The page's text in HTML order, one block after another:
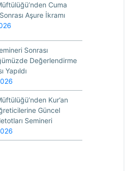
Cuma
Aşure İkramı
Sonrası
Değerlendirme
Yapıldı
Kur’an
Güncel
Semineri